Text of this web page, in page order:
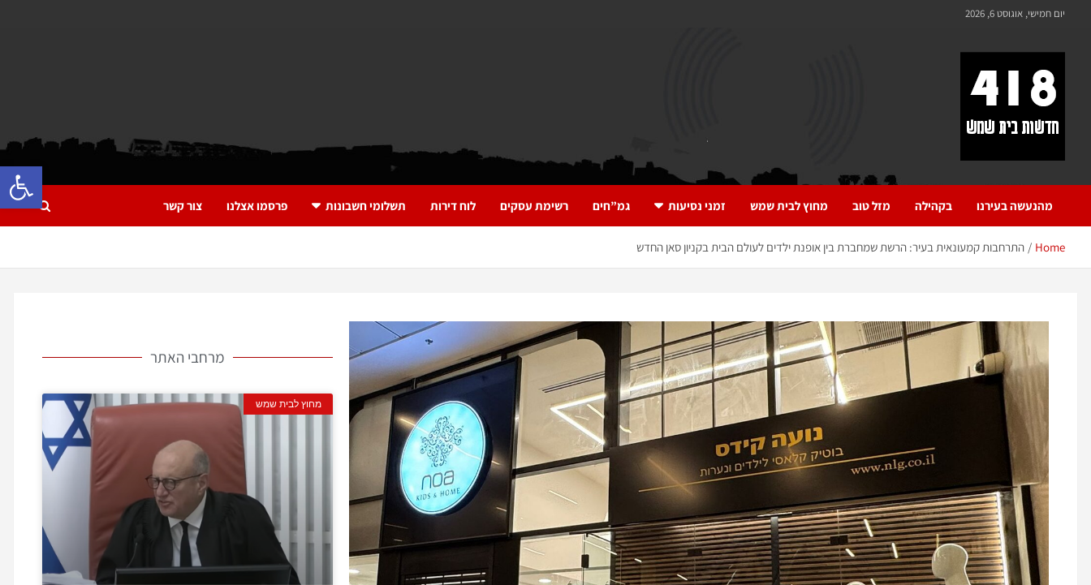
יום חמישי, אוגוסט 6, 2026
418 – חדשות בית שמש
מהנעשה בעירנו בקהילה מזל טוב מחוץ לבית שמש זמני נסיעות גמ”חים רשימת עסקים לוח דירות תשלומי חשבונות פרסמו אצלנו צור קשר
Home התרחבות קמעונאית בעיר: הרשת שמחברת בין אופנת ילדים לעולם הבית בקניון סאן החדש
מרחבי האתר
מחוץ לבית שמש